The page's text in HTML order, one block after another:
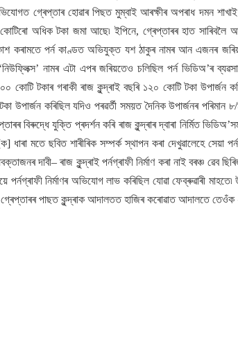
গ্ৰেপ্তাৰ হোৱাৰ পিছত মুম্বাই আৰক্ষীৰ অপৰাধ দমন শাখাই
অধিক টকা জমা আছে৷ ইপিনে, গ্ৰেপ্তাৰৰ হাত সাৰিবলৈ
কৰামতে পৰ্ন কাণ্ডত অভিযুক্ত যশ ঠাকুৰ নামৰ আন এজনৰ
নামৰ এটা এপৰ জৰিয়তেও চলিছিল পৰ্ন ভিডিঅ’ৰ
কোটি টকাৰ গৰাকী ৰাজ কুন্দ্ৰাই বছৰি ১২০ কোটি টকা উপাৰ্জন
উপাৰ্জন কৰিছিল যদিও পৰৱৰ্তী সময়ত দৈনিক উপাৰ্জনৰ পৰিমান
বিৰুদ্ধে যুক্তি প্ৰদৰ্শন কৰি ৰাজ কুন্দ্ৰাৰ দ্বাৰা নিৰ্মিত
মতে ছবিত শাৰীৰিক সম্পৰ্ক স্থাপন কৰা দেখুৱালেহে সেয়া
দাবী– ৰাজ কুন্দ্ৰাই পৰ্নগ্ৰাফী নিৰ্মাণ কৰা নাই বৰঞ্চ ৱেব
পৰ্নগ্ৰাফী নিৰ্মাণৰ অভিযোগ লাভ কৰিছিল যোৱা ফেব্ৰুৱাৰী
পাছত কুন্দ্ৰাক আদালতত হাজিৰ কৰোৱাত আদালতে তেওঁক